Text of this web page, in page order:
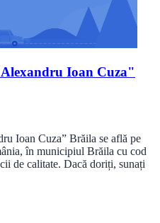
Ioan Cuza"
Ioan Cuza” Brăila se află pe
în municipiul Brăila cu cod
de calitate. Dacă doriți, sunați